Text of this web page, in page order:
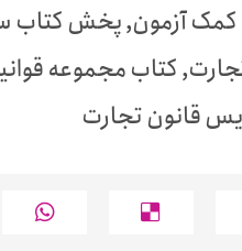
کمک آزمون,پخش کتاب
,کتاب مجموعه
قانون تجارت